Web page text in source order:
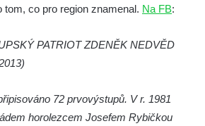
Zítka na hřbitově ve
co pro region znamenal. Na FB:
PATRIOT ZDENĚK NEDVĚD
72 prvovýstupů. V r. 1981
horolezcem Josefem Rybičkou